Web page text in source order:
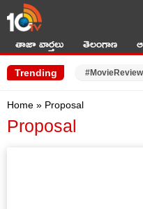
తాజా వార్తలు తెలంగాణ
Trending
Home » Proposal
Proposal